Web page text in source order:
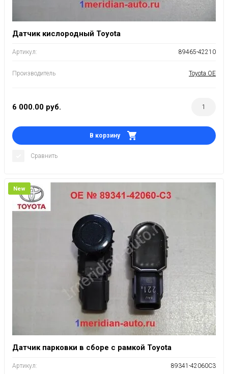
Датчик кислородный Toyota
Артикул: 89465-42210
Производитель Toyota OE
6 000.00 руб.
В корзину
Сравнить
New
Датчик парковки в сборе с рамкой Toyota
Артикул: 89341-42060C3